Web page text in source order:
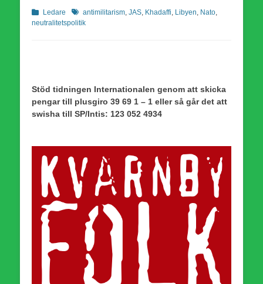
Kategorier
Ledare Etiketter
antimilitarism JAS Khadaffi Libyen Nato
neutralitetspolitik
Stöd tidningen Internationalen genom att skicka
pengar till plusgiro 39 69 1 – 1 eller så går det att
swisha till SP/Intis: 123 052 4934